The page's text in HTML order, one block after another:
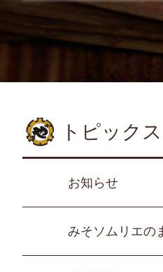
トピックス
お知らせ
みそソムリエの